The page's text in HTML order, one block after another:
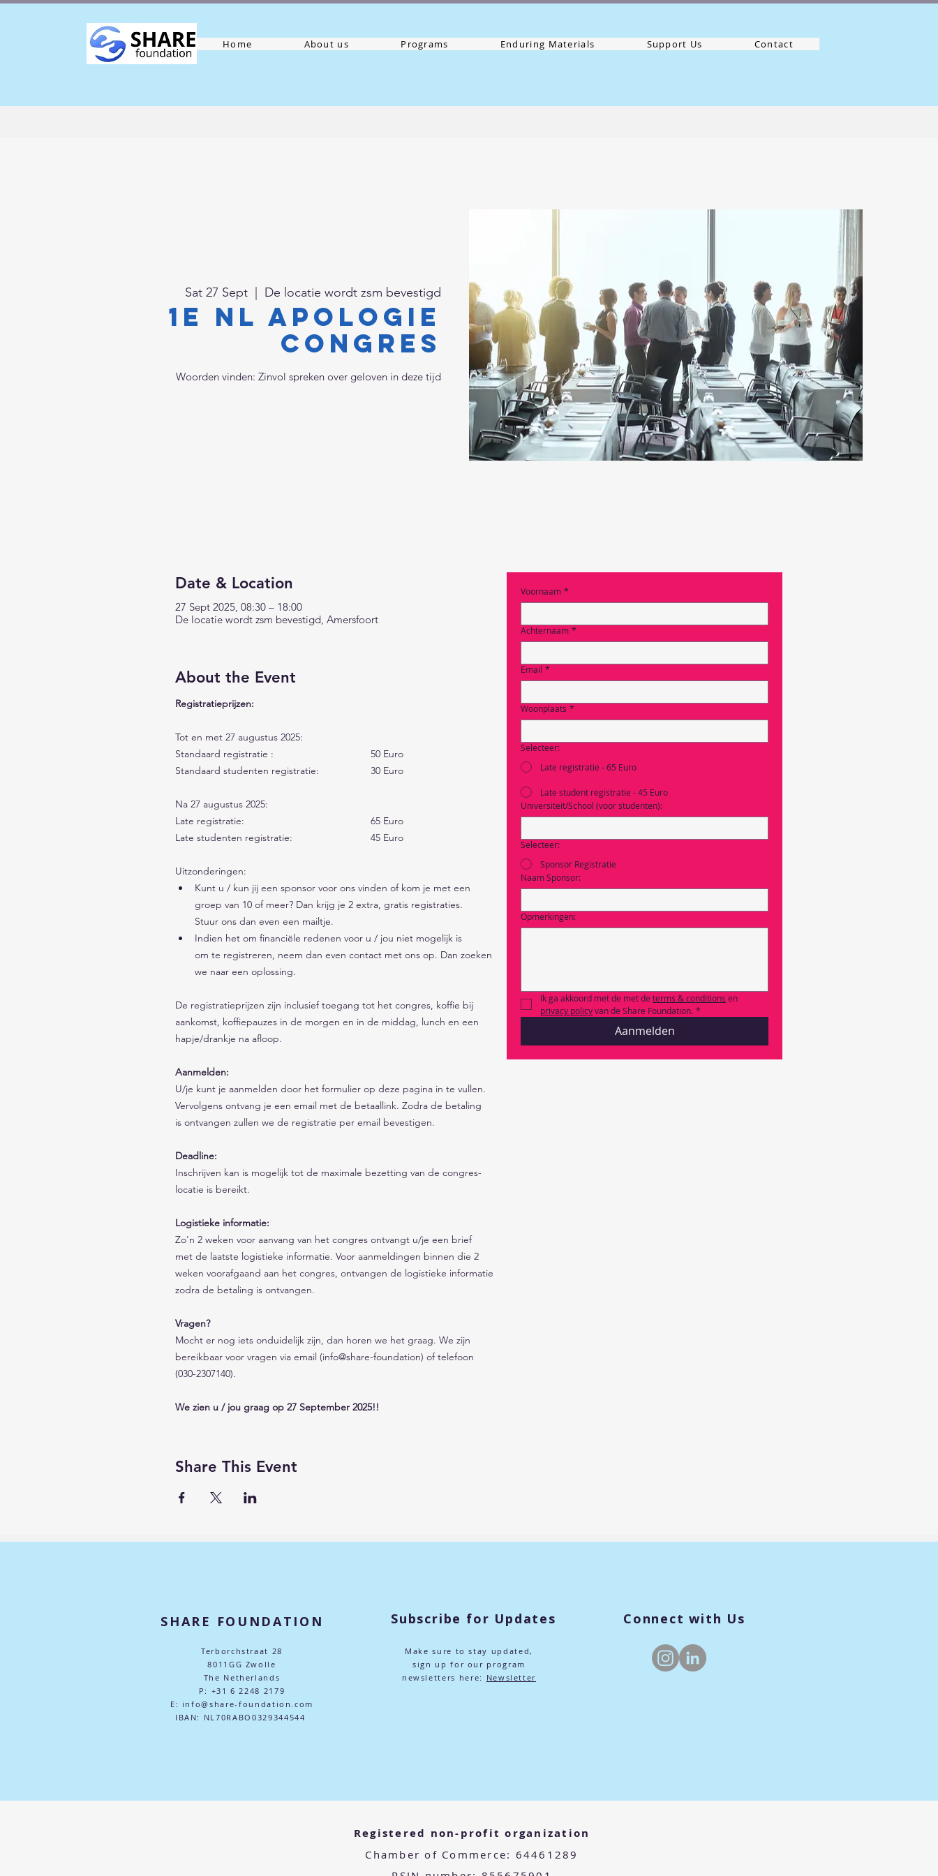
Home About us Programs Enduring Materials Support Us Contact
Sat 27 Sept De locatie wordt zsm bevestigd
1e NL APOLOGIE
Congres
Woorden vinden: Zinvol spreken over geloven in deze tijd
Date & Location
27 Sept 2025, 08:30 – 18:00
De locatie wordt zsm bevestigd, Amersfoort
About the Event
Registratieprijzen:
Tot en met 27 augustus 2025:
Standaard registratie : 				50 Euro
Standaard studenten registratie: 		30 Euro
Na 27 augustus 2025:
Late registratie:					65 Euro
Late studenten registratie:			45 Euro
Uitzonderingen:
Kunt u / kun jij een sponsor voor ons vinden of kom je met een
groep van 10 of meer? Dan krijg je 2 extra, gratis registraties.
Stuur ons dan even een mailtje.
Indien het om financiële redenen voor u / jou niet mogelijk is
om te registreren, neem dan even contact met ons op. Dan zoeken
we naar een oplossing.
De registratieprijzen zijn inclusief toegang tot het congres, koffie bij
aankomst, koffiepauzes in de morgen en in de middag, lunch en een
hapje/drankje na afloop.
Aanmelden:
U/je kunt je aanmelden door het formulier op deze pagina in te vullen.
Vervolgens ontvang je een email met de betaallink. Zodra de betaling
is ontvangen zullen we de registratie per email bevestigen.
Deadline:
Inschrijven kan is mogelijk tot de maximale bezetting van de congres-
locatie is bereikt.
Logistieke informatie:
Zo'n 2 weken voor aanvang van het congres ontvangt u/je een brief
met de laatste logistieke informatie. Voor aanmeldingen binnen die 2
weken voorafgaand aan het congres, ontvangen de logistieke informatie
zodra de betaling is ontvangen.
Vragen?
Mocht er nog iets onduidelijk zijn, dan horen we het graag. We zijn
bereikbaar voor vragen via email (info@share-foundation) of telefoon
(030-2307140).
We zien u / jou graag op 27 September 2025!!
Share This Event
Voornaam *
Achternaam *
Email *
Woonplaats *
Selecteer:
Late registratie - 65 Euro
Late student registratie - 45 Euro
Universiteit/School (voor studenten):
Selecteer:
Sponsor Registratie
Naam Sponsor:
Opmerkingen:
Ik ga akkoord met de met de terms & conditions
privacy policy van de Share Foundation. *
Aanmelden
SHARE FOUNDATION
Terborchstraat 28
8011GG Zwolle
The Netherlands
P: +31 6 2248 2179
E: info@share-foundation.com
​IBAN: NL70RABO0329344544
Subscribe for Updates
Make sure to stay updated,
sign up for our program
newsletters here: Newsletter
Connect with Us
Registered non-profit organization
Chamber of Commerce: 64461289